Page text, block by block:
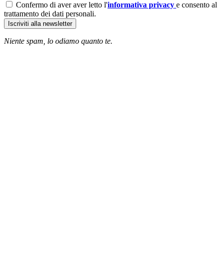
Confermo di aver aver letto l'informativa privacy e consento al
trattamento dei dati personali.
Iscriviti alla newsletter
Niente spam, lo odiamo quanto te.